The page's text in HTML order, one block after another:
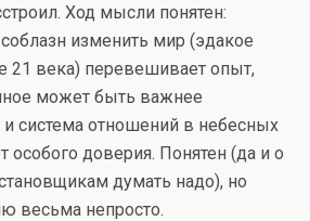
Ход мысли понятен:
изменить мир (эдакое
21 века) перевешивает опыт,
может быть важнее
система отношений в небесных
доверия. Понятен (да и о
думать надо), но
весьма непросто.